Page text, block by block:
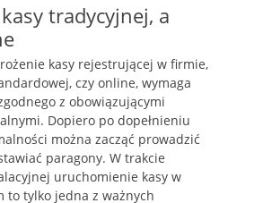
tradycyjnej, a
kasy rejestrującej w firmie,
czy online, wymaga
z obowiązującymi
Dopiero po dopełnieniu
można zacząć prowadzić
paragony. W trakcie
uruchomienie kasy w
to tylko jedna z ważnych